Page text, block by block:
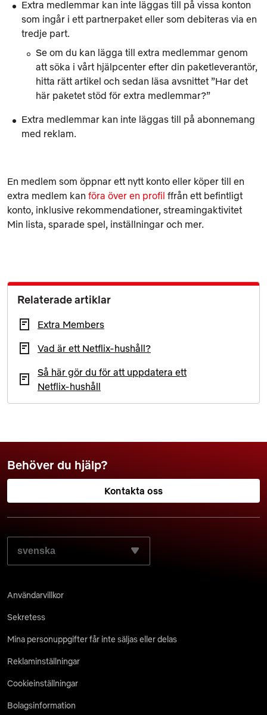
Extra medlemmar kan inte läggas till på vissa konton
som ingår i ett partnerpaket eller som debiteras via en
tredje part.
Se om du kan lägga till extra medlemmar genom
att söka i vårt hjälpcenter efter din paketleverantör,
hitta rätt artikel och sedan läsa avsnittet ”Har det
här paketet stöd för extra medlemmar?”
Extra medlemmar kan inte läggas till på abonnemang
med reklam.
En medlem som öppnar ett nytt konto eller köper till en
extra medlem kan föra över en profil ffrån ett befintligt
konto, inklusive rekommendationer, streamingaktivitet
Min lista, sparade spel, inställningar och mer.
Relaterade artiklar
Extra Members
Vad är ett Netflix-hushåll?
Så här gör du för att uppdatera ett
Netflix‑hushåll
Behöver du hjälp?
Kontakta oss
VÄLJ SPRÅKET SOM DU FÖREDRAR:
Användarvillkor
Sekretess
Mina personuppgifter får inte säljas eller delas
Reklaminställningar
Cookieinställningar
Bolagsinformation